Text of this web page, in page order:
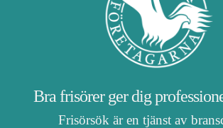
Bra frisörer ger dig
Frisörsök är en tjänst av